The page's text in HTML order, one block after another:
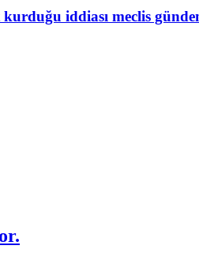
iddiası meclis